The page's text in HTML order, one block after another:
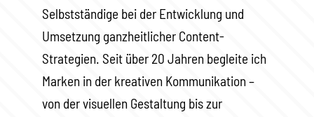
Selbstständige bei der Entwicklung und
Umsetzung ganzheitlicher Content-
Strategien. Seit über 20 Jahren begleite ich
Marken in der kreativen Kommunikation –
von der visuellen Gestaltung bis zur